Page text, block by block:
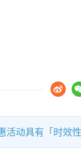
活动具有「时效